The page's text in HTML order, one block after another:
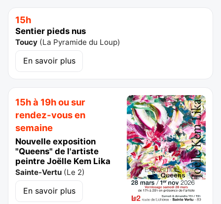
15h
Sentier pieds nus
Toucy (La Pyramide du Loup)
En savoir plus
15h à 19h ou sur
rendez-vous en
semaine
Nouvelle exposition
"Queens" de l'artiste
peintre Joëlle Kem Lika
Sainte-Vertu (Le 2)
En savoir plus